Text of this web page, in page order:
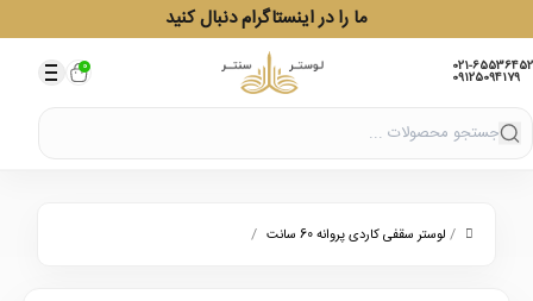
ما را در اینستاگرام دنبال کنید
021-65536452
09125094179
0
/ لوستر سقفی کاردی پروانه 60 سانت /